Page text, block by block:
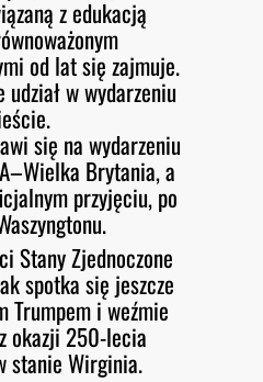
z edukacją
od lat się zajmuje.
w wydarzeniu
się na wydarzeniu
Brytania, a
przyjęciu, po
Stany Zjednoczone
spotka się jeszcze
Trumpem i weźmie
okazji 250-lecia
stanie Wirginia.